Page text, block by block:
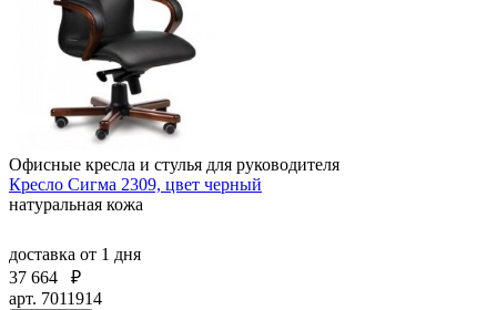
Офисные кресла и стулья для руководителя
Кресло Сигма 2309, цвет черный
натуральная кожа
доставка от 1 дня
37 664
₽
арт. 7011914